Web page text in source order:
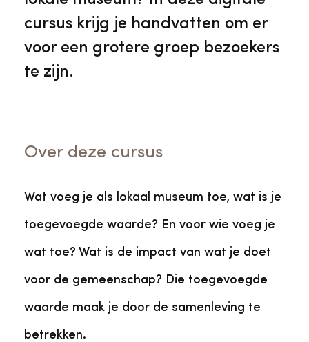
Bekijk alle diensten
Bekijk meer over ons
cursus krijg je handvatten om er
voor een grotere groep bezoekers
te zijn.
Over deze cursus
Wat voeg je als lokaal museum toe, wat is je
toegevoegde waarde? En voor wie voeg je
wat toe? Wat is de impact van wat je doet
voor de gemeenschap? Die toegevoegde
waarde maak je door de samenleving te
betrekken.